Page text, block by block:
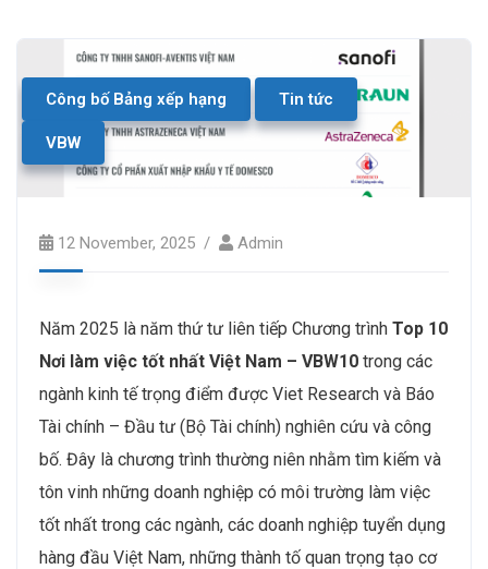
Công bố Bảng xếp hạng Tin tức
VBW
12 November, 2025 Admin
Năm 2025 là năm thứ tư liên tiếp Chương trình Top 10
Nơi làm việc tốt nhất Việt Nam – VBW10 trong các
ngành kinh tế trọng điểm được Viet Research và Báo
Tài chính – Đầu tư (Bộ Tài chính) nghiên cứu và công
bố. Đây là chương trình thường niên nhằm tìm kiếm và
tôn vinh những doanh nghiệp có môi trường làm việc
tốt nhất trong các ngành, các doanh nghiệp tuyển dụng
hàng đầu Việt Nam, những thành tố quan trọng tạo cơ